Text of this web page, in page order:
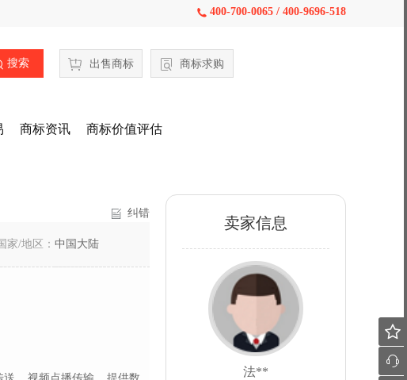
 400-700-0065 / 400-9696-518
搜索 出售商标 商标求购
商标资讯 商标价值评估
纠错
家/地区： 中国大陆
卖家信息
法**

